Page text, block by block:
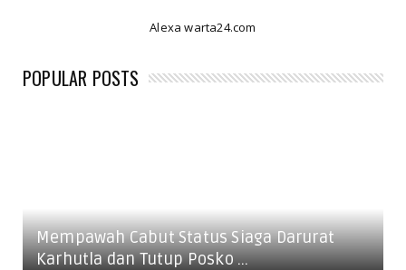
Alexa warta24.com
POPULAR POSTS
Mempawah Cabut Status Siaga Darurat
Karhutla dan Tutup Posko ...